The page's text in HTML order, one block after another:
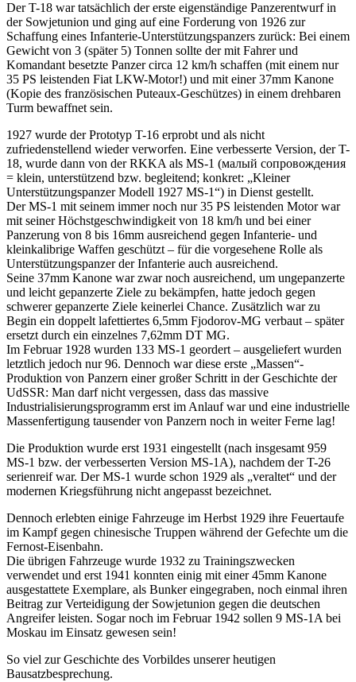
Der T-18 war tatsächlich der erste eigenständige Panzerentwurf in
der Sowjetunion und ging auf eine Forderung von 1926 zur
Schaffung eines Infanterie-Unterstützungspanzers zurück: Bei einem
Gewicht von 3 (später 5) Tonnen sollte der mit Fahrer und
Komandant besetzte Panzer circa 12 km/h schaffen (mit einem nur
35 PS leistenden Fiat LKW-Motor!) und mit einer 37mm Kanone
(Kopie des französischen Puteaux-Geschützes) in einem drehbaren
Turm bewaffnet sein.
1927 wurde der Prototyp T-16 erprobt und als nicht
zufriedenstellend wieder verworfen. Eine verbesserte Version, der T-
18, wurde dann von der RKKA als MS-1 (малый сопровождения
= klein, unterstützend bzw. begleitend; konkret: „Kleiner
Unterstützungspanzer Modell 1927 MS-1“) in Dienst gestellt.
Der MS-1 mit seinem immer noch nur 35 PS leistenden Motor war
mit seiner Höchstgeschwindigkeit von 18 km/h und bei einer
Panzerung von 8 bis 16mm ausreichend gegen Infanterie- und
kleinkalibrige Waffen geschützt – für die vorgesehene Rolle als
Unterstützungspanzer der Infanterie auch ausreichend.
Seine 37mm Kanone war zwar noch ausreichend, um ungepanzerte
und leicht gepanzerte Ziele zu bekämpfen, hatte jedoch gegen
schwerer gepanzerte Ziele keinerlei Chance. Zusätzlich war zu
Begin ein doppelt lafettiertes 6,5mm Fjodorov-MG verbaut – später
ersetzt durch ein einzelnes 7,62mm DT MG.
Im Februar 1928 wurden 133 MS-1 geordert – ausgeliefert wurden
letztlich jedoch nur 96. Dennoch war diese erste „Massen“-
Produktion von Panzern einer großer Schritt in der Geschichte der
UdSSR: Man darf nicht vergessen, dass das massive
Industrialisierungsprogramm erst im Anlauf war und eine industrielle
Massenfertigung tausender von Panzern noch in weiter Ferne lag!
Die Produktion wurde erst 1931 eingestellt (nach insgesamt 959
MS-1 bzw. der verbesserten Version MS-1A), nachdem der T-26
serienreif war. Der MS-1 wurde schon 1929 als „veraltet“ und der
modernen Kriegsführung nicht angepasst bezeichnet.
Dennoch erlebten einige Fahrzeuge im Herbst 1929 ihre Feuertaufe
im Kampf gegen chinesische Truppen während der Gefechte um die
Fernost-Eisenbahn.
Die übrigen Fahrzeuge wurde 1932 zu Trainingszwecken
verwendet und erst 1941 konnten einig mit einer 45mm Kanone
ausgestattete Exemplare, als Bunker eingegraben, noch einmal ihren
Beitrag zur Verteidigung der Sowjetunion gegen die deutschen
Angreifer leisten. Sogar noch im Februar 1942 sollen 9 MS-1A bei
Moskau im Einsatz gewesen sein!
So viel zur Geschichte des Vorbildes unserer heutigen
Bausatzbesprechung.